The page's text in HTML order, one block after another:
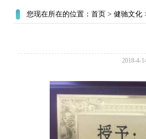
您现在所在的位置： 首页 > 健驰文化
2018-4-